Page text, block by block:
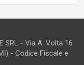
SRL - Via A. Volta 16
- Codice Fiscale e